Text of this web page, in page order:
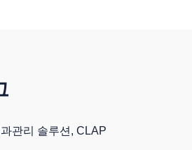
관리 솔루션, CLAP